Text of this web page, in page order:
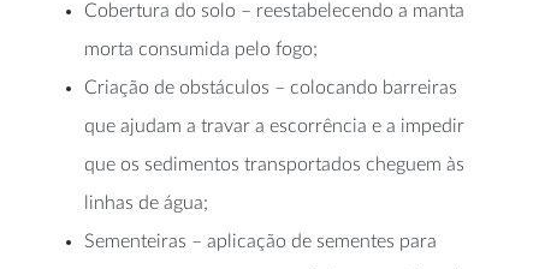
Cobertura do solo – reestabelecendo a manta
morta consumida pelo fogo;
Criação de obstáculos – colocando barreiras
que ajudam a travar a escorrência e a impedir
que os sedimentos transportados cheguem às
linhas de água;
Sementeiras – aplicação de sementes para